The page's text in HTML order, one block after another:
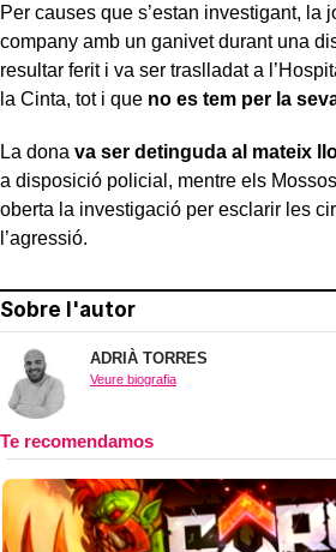
Per causes que s’estan investigant, la
company amb un ganivet durant una
resultar ferit i va ser traslladat a
la Cinta, tot i que no es tem per la
La dona va ser detinguda al mateix
a disposició policial, mentre els
oberta la investigació per esclarir les
l’agressió.
Sobre l'autor
ADRIÀ TORRES
Veure biografia